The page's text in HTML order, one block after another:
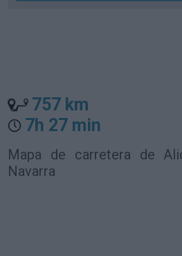
757 km
7h 27 min
Mapa de carretera de
Navarra